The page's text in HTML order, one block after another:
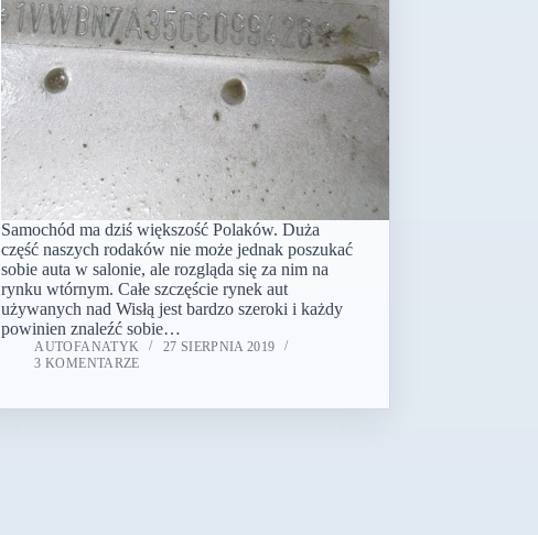
Samochód ma dziś większość Polaków. Duża
część naszych rodaków nie może jednak poszukać
sobie auta w salonie, ale rozgląda się za nim na
rynku wtórnym. Całe szczęście rynek aut
używanych nad Wisłą jest bardzo szeroki i każdy
powinien znaleźć sobie…
AUTOFANATYK
27 SIERPNIA 2019
3 KOMENTARZE